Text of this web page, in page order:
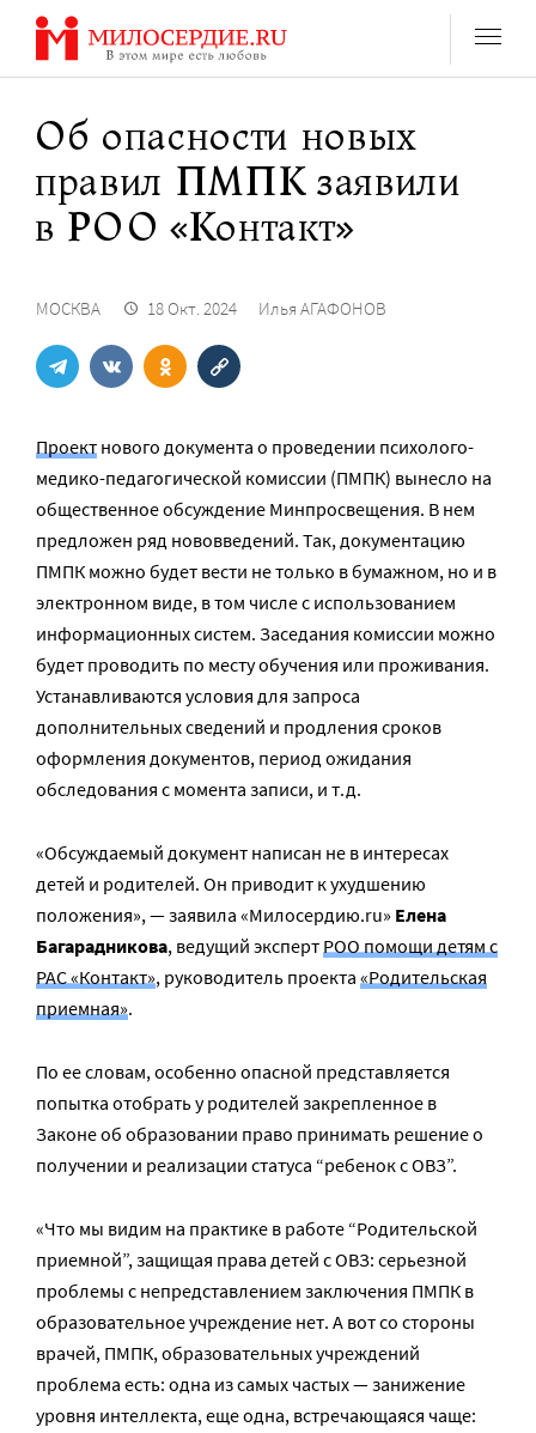
Перейти
содержанию
Об опасности новых
правил ПМПК заявили
в РОО «Контакт»
МОСКВА 18 Окт. 2024 Илья АГАФОНОВ
Проект нового документа о проведении психолого-
медико-педагогической комиссии (ПМПК) вынесло на
общественное обсуждение Минпросвещения. В нем
предложен ряд нововведений. Так, документацию
ПМПК можно будет вести не только в бумажном, но и в
электронном виде, в том числе с использованием
информационных систем. Заседания комиссии можно
будет проводить по месту обучения или проживания.
Устанавливаются условия для запроса
дополнительных сведений и продления сроков
оформления документов, период ожидания
обследования с момента записи, и т.д.
«Обсуждаемый документ написан не в интересах
детей и родителей. Он приводит к ухудшению
положения», — заявила «Милосердию.ru» Елена
Багарадникова, ведущий экспертРОО помощи детям с
РАС «Контакт», руководитель проекта «Родительская
приемная».
По ее словам, особенно опасной представляется
попытка отобрать у родителей закрепленное в
Законе об образовании право принимать решение о
получении и реализации статуса “ребенок с ОВЗ”.
«Что мы видим на практике в работе “Родительской
приемной”, защищая права детей с ОВЗ: серьезной
проблемы с непредставлением заключения ПМПК в
образовательное учреждение нет. А вот со стороны
врачей, ПМПК, образовательных учреждений
проблема есть: одна из самых частых — занижение
уровня интеллекта, еще одна, встречающаяся чаще: